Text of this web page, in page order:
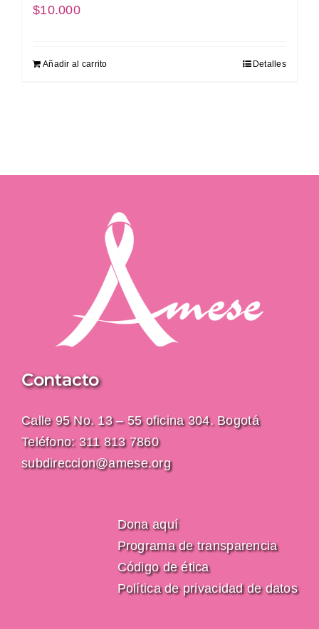
$10.000
Añadir al carrito Detalles
Contacto
Calle 95 No. 13 – 55 oficina 304. Bogotá
Teléfono: 311 813 7860
subdireccion@amese.org
Dona aquí
Programa de transparencia
Código de ética
Política de privacidad de datos